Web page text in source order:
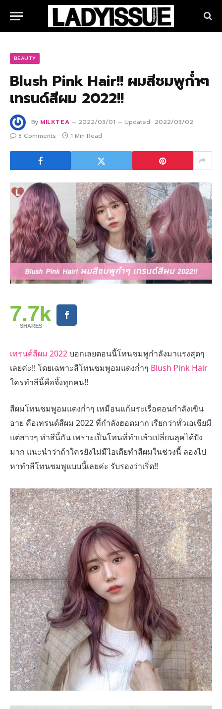
BEAUTY
Blush Pink Hair!! ผมสีชมพูก่ำๆ
เทรนด์สีผม 2022!!
By MILKTEA 2022/03/01 Updated: 2022/03/02
3 Comments
1 Min Read
7.7k
SHARES
เทรนด์สีผม 2022บอกเลยตอนนี้โทนชมพูกำลังมาแรงสุดๆ
เลยค่ะ!! โดยเฉพาะสีโทนชมพูอมแดงก่ำๆ Blush Pink Hair
ใครทำสีนี้คือจึ้งทุกคน!!
สีผมโทนชมพูอมแดงก่ำๆ เหมือนแก้มระเรื่อตอนกำลังเขิน
อาย คือเทรนด์สีผม 2022 ที่กำลังฮอตมาก เรียกว่าทั่วเอเชียมี
แต่สาวๆ ทำสีนี้กัน เพราะเป็นโทนที่ทำแล้วเปลี่ยนลุคได้ปัง
มาก แนะนำว่าถ้าใครยังไม่มีไอเดียทำสีผมในช่วงนี้ ลองไป
หาทำสีโทนชมพูแบบนี้เลยค่ะ รับรองว่าเริ่ด!!